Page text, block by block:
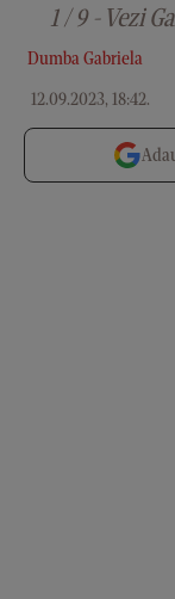
Dumba Gabriela
12.09.2023, 18:42.
1 / 9 - Vezi